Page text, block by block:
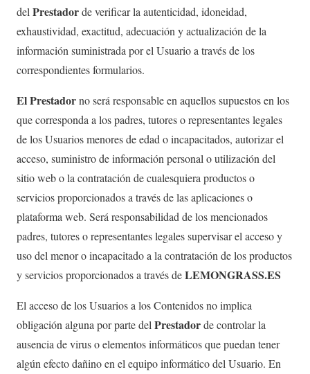
del Prestadorde verificar la autenticidad, idoneidad,
exhaustividad, exactitud, adecuación y actualización de la
información suministrada por el Usuario a través de los
correspondientes formularios.
El Prestadorno será responsable en aquellos supuestos en los
que corresponda a los padres, tutores o representantes legales
de los Usuarios menores de edad o incapacitados, autorizar el
acceso, suministro de información personal o utilización del
sitio web o la contratación de cualesquiera productos o
servicios proporcionados a través de las aplicaciones o
plataforma web. Será responsabilidad de los mencionados
padres, tutores o representantes legales supervisar el acceso y
uso del menor o incapacitado a la contratación de los productos
y servicios proporcionados a través deLEMONGRASS.ES
El acceso de los Usuarios a los Contenidos no implica
obligación alguna por parte del Prestadorde controlar la
ausencia de virus o elementos informáticos que puedan tener
algún efecto dañino en el equipo informático del Usuario. En